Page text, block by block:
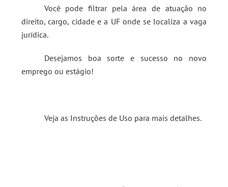
Você pode filtrar pela área de atuação no
direito, cargo, cidade e a UF onde se localiza a vaga
jurídica.
Desejamos boa sorte e sucesso no novo
emprego ou estágio!
Veja as Instruções de Uso para mais detalhes.